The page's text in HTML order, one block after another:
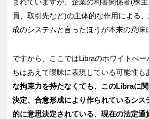
員、取引先など)の主体的な作用による
成のシステムと言ったほうが本来の意味
ですから、ここではLibraのホワイトぺー
ちはあえて曖昧に表現している可能性も
な拘束力を持たなくても、このLibraに
決定、合意形成により作られているシス
的に意思決定されている、現在の法定通